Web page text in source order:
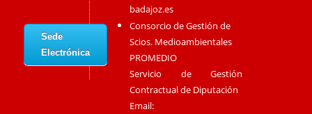
Sede
Electrónica
badajoz.es
Consorcio de Gestión de
Scios. Medioambientales
PROMEDIO
Servicio de Gestión
Contractual de Diputación
Email: